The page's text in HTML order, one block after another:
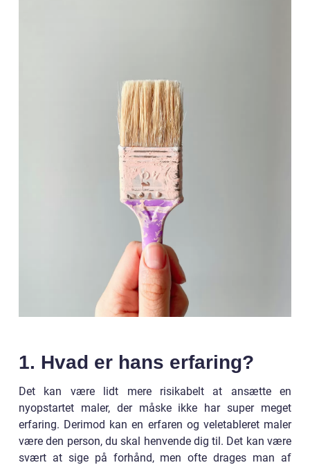
1. Hvad er hans erfaring?
Det kan være lidt mere risikabelt at ansætte en
nyopstartet maler, der måske ikke har super meget
erfaring. Derimod kan en erfaren og veletableret maler
være den person, du skal henvende dig til. Det kan være
svært at sige på forhånd, men ofte drages man af